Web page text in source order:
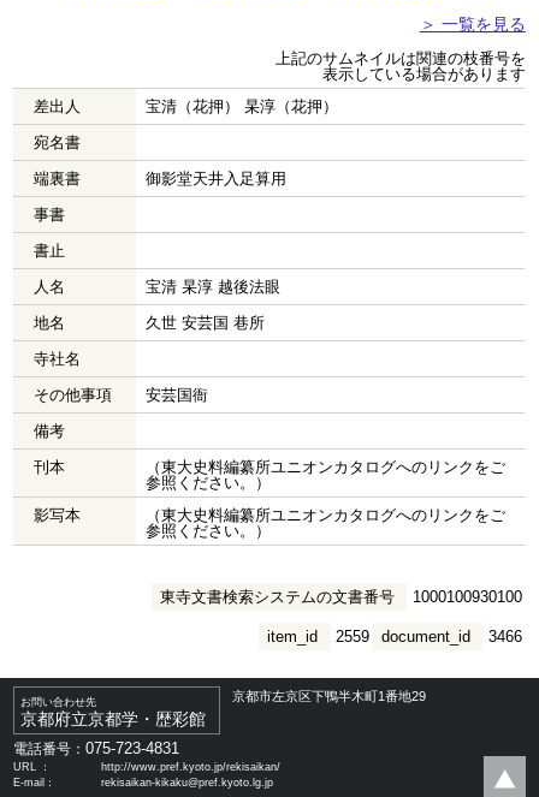
＞ 一覧を見る
上記のサムネイルは関連の枝番号を
表示している場合があります
差出人
宝清（花押） 杲淳（花押）
宛名書
端裏書
御影堂天井入足算用
事書
書止
人名
宝清 杲淳 越後法眼
地名
久世 安芸国 巷所
寺社名
その他事項
安芸国衙
備考
刊本
（東大史料編纂所ユニオンカタログへのリンクをご
参照ください。）
影写本
（東大史料編纂所ユニオンカタログへのリンクをご
参照ください。）
東寺文書検索システムの文書番号 1000100930100
document_id 3466
item_id 2559
お問い合わせ先
京都府立京都学・歴彩館
京都市左京区下鴨半木町1番地29
電話番号：075-723-4831
URL ：
http://www.pref.kyoto.jp/rekisaikan/
E-mail：
rekisaikan-kikaku@pref.kyoto.lg.jp